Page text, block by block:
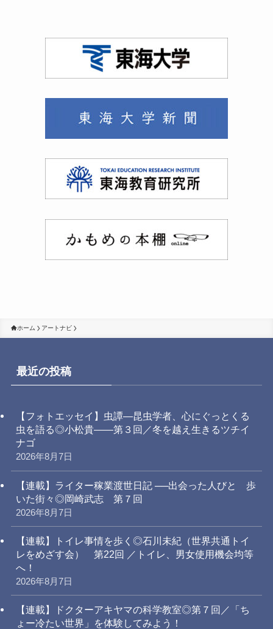
ホーム アートナビ
最近の投稿
【フォトエッセイ】虫譚―昆虫学者、心にぐっとくる
虫を語る◎小松貴――第３回／冬を越え生きるツチイ
ナゴ
2026年8月7日
【連載】ライター稼業渡世日記 ──出会った人びと 歩
いた街々◎岡崎武志 第７回
2026年8月7日
【連載】トイレ事情を歩く◎石川未紀（世界共通トイ
レをめざす会） 第22回 ／トイレ、男女使用機会均等
へ！
2026年8月7日
【連載】ドクターアキヤマの科学教室◎第７回／「ち
ょー冷たい世界」を体験してみよう！